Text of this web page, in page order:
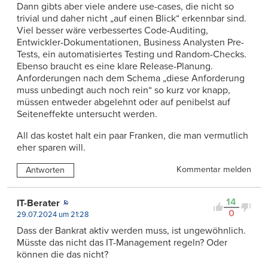
Dann gibts aber viele andere use-cases, die nicht so
trivial und daher nicht „auf einen Blick“ erkennbar sind.
Viel besser wäre verbessertes Code-Auditing,
Entwickler-Dokumentationen, Business Analysten Pre-
Tests, ein automatisiertes Testing und Random-Checks.
Ebenso braucht es eine klare Release-Planung.
Anforderungen nach dem Schema „diese Anforderung
muss unbedingt auch noch rein“ so kurz vor knapp,
müssen entweder abgelehnt oder auf penibelst auf
Seiteneffekte untersucht werden.
All das kostet halt ein paar Franken, die man vermutlich
eher sparen will.
Antworten Kommentar melden
14
0
IT-Berater
29.07.2024 um 21:28
Dass der Bankrat aktiv werden muss, ist ungewöhnlich.
Müsste das nicht das IT-Management regeln? Oder
können die das nicht?